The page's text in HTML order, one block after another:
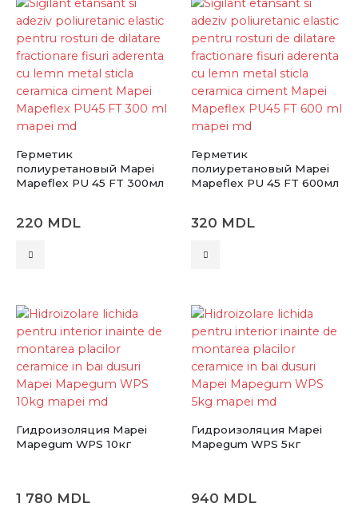
Герметик
полиуретановый Mapei
Mapeflex PU 45 FT 300мл
220 MDL
Этот
вариаций.
Опции
можно
выбрать
на
странице
товара.
Герметик
полиуретановый Mapei
Mapeflex PU 45 FT 600мл
320 MDL
Этот
вариаций.
Опции
можно
выбрать
на
странице
товара.
Гидроизоляция Mapei
Mapegum WPS 10кг
1 780 MDL
Гидроизоляция Mapei
Mapegum WPS 5кг
940 MDL